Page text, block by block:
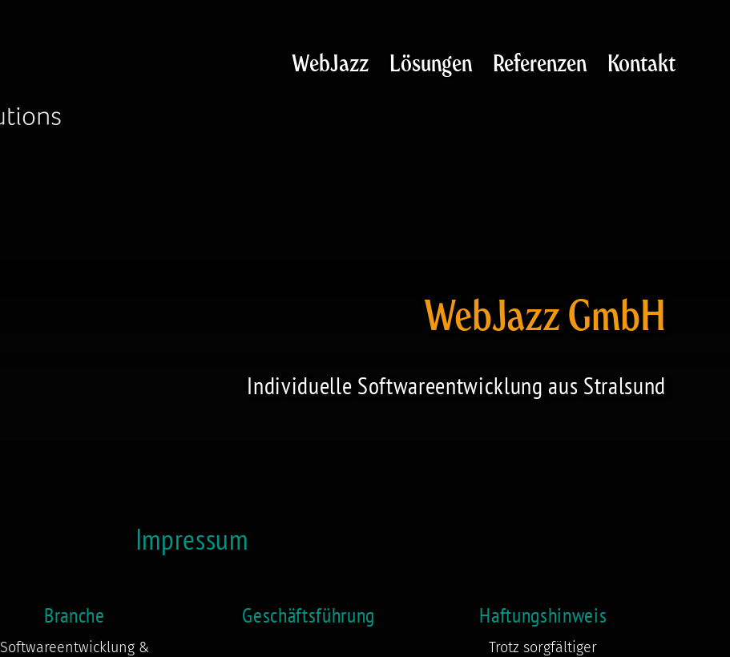
WebJazz Lösungen Referenzen Kontakt
WebJazz GmbH
Individuelle Softwareentwicklung aus Stralsund
Impressum
Branche
Softwareentwicklung &
Geschäftsführung Haftungshinweis
Trotz sorgfältiger